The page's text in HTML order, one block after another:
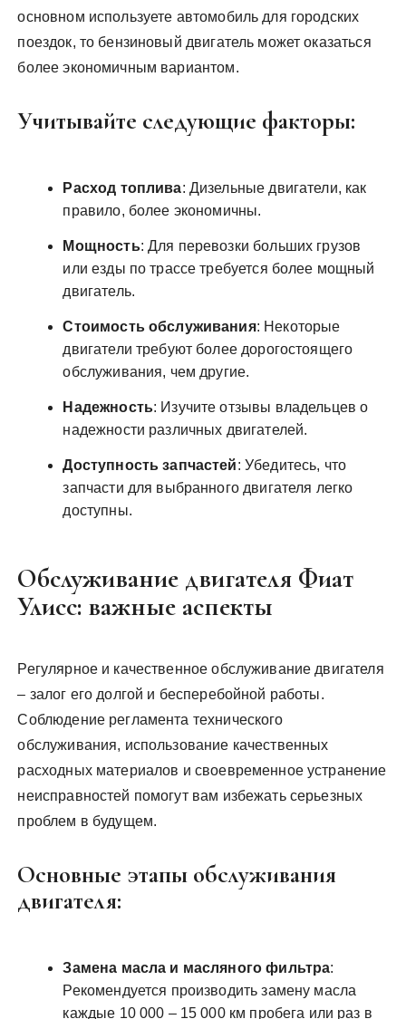
основном используете автомобиль для городских
поездок, то бензиновый двигатель может оказаться
более экономичным вариантом.
Учитывайте следующие факторы:
Расход топлива: Дизельные двигатели, как
правило, более экономичны.
Мощность: Для перевозки больших грузов
или езды по трассе требуется более мощный
двигатель.
Стоимость обслуживания: Некоторые
двигатели требуют более дорогостоящего
обслуживания, чем другие.
Надежность: Изучите отзывы владельцев о
надежности различных двигателей.
Доступность запчастей: Убедитесь, что
запчасти для выбранного двигателя легко
доступны.
Обслуживание двигателя Фиат
Улисс: важные аспекты
Регулярное и качественное обслуживание двигателя
– залог его долгой и бесперебойной работы.
Соблюдение регламента технического
обслуживания, использование качественных
расходных материалов и своевременное устранение
неисправностей помогут вам избежать серьезных
проблем в будущем.
Основные этапы обслуживания
двигателя:
Замена масла и масляного фильтра:
Рекомендуется производить замену масла
каждые 10 000 – 15 000 км пробега или раз в